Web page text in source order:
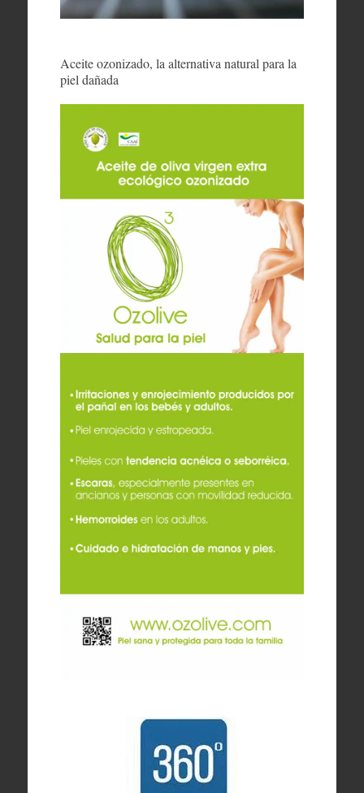
Aceite ozonizado, la alternativa natural para la
piel dañada